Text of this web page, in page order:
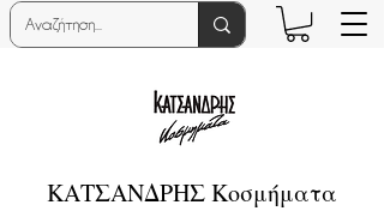
ΚΑΤΣΑΝΔΡΗΣ Κοσμήματα